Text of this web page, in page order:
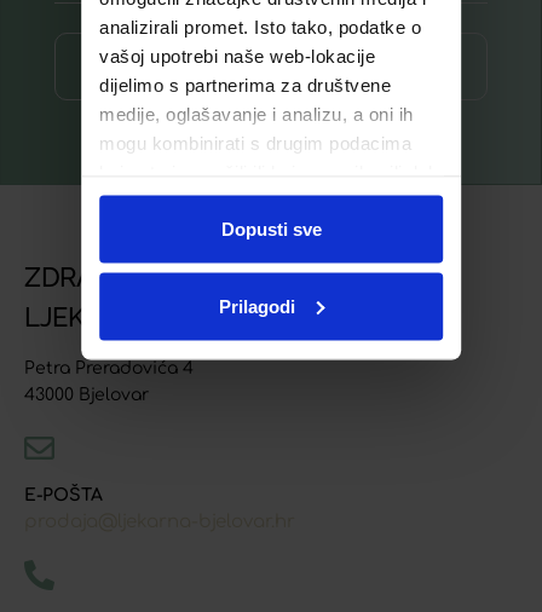
analizirali promet. Isto tako, podatke o
vašoj upotrebi naše web-lokacije
dijelimo s partnerima za društvene
medije, oglašavanje i analizu, a oni ih
mogu kombinirati s drugim podacima
ste upotrebljavali njihove usluge.
Dopusti sve
Prilagodi
Prijava ⟶
ZDRAVSTVENA USTANOVA
LJEKARNA BJELOVAR
Petra Preradovića 4
43000 Bjelovar
E-POŠTA